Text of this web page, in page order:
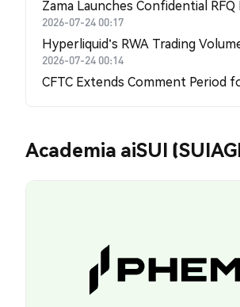
Zama Launches Confidential
2026-07-24 00:17
Hyperliquid's RWA Trading
2026-07-24 00:14
CFTC Extends Comment Period
Academia aiSUI